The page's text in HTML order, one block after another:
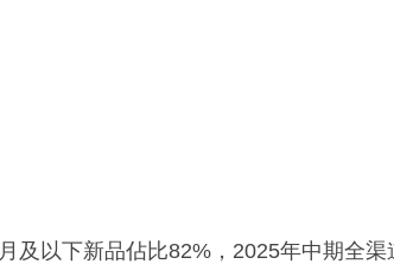
及以下新品佔比82%，2025年中期全渠